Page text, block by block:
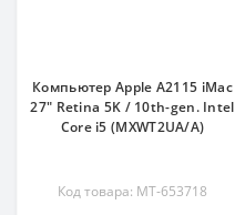
Компьютер Apple A2115 iMac
27" Retina 5K / 10th-gen. Intel
Core i5 (MXWT2UA/A)
Код товара: MT-653718